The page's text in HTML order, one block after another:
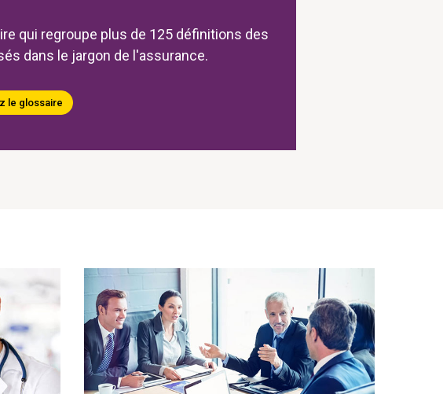
qui regroupe plus de 125 définitions des
dans le jargon de l'assurance.
le glossaire